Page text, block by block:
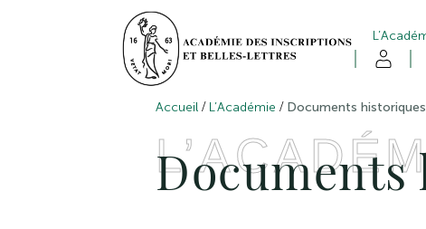
Accueil / L’Académie / Documents historiques